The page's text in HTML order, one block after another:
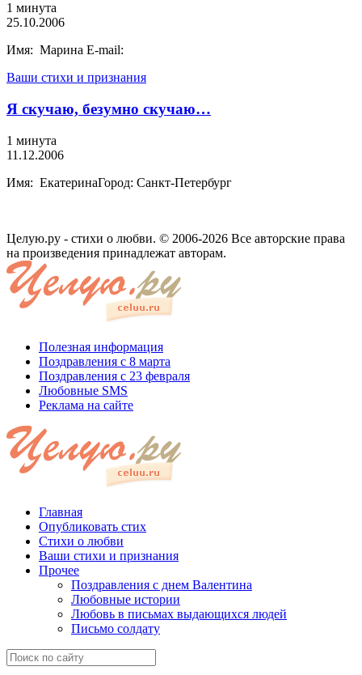
1 минута
25.10.2006
Имя: Марина E-mail:
Ваши стихи и признания
Я скучаю, безумно скучаю…
1 минута
11.12.2006
Имя: ЕкатеринаГород: Санкт-Петербург
Целую.ру - стихи о любви. © 2006-2026 Все авторские права
на произведения принадлежат авторам.
Полезная информация
Поздравления с 8 марта
Поздравления с 23 февраля
Любовные SMS
Реклама на сайте
Главная
Опубликовать стих
Стихи о любви
Ваши стихи и признания
Прочее
Поздравления с днем Валентина
Любовные истории
Любовь в письмах выдающихся людей
Письмо солдату